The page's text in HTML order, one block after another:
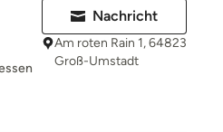
Nachricht
Am roten Rain 1, 64823
Groß-Umstadt